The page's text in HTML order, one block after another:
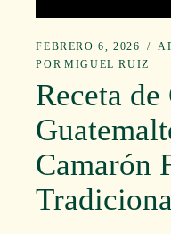
FEBRERO 6, 2026
POR MIGUEL RUIZ
Receta
Camarón